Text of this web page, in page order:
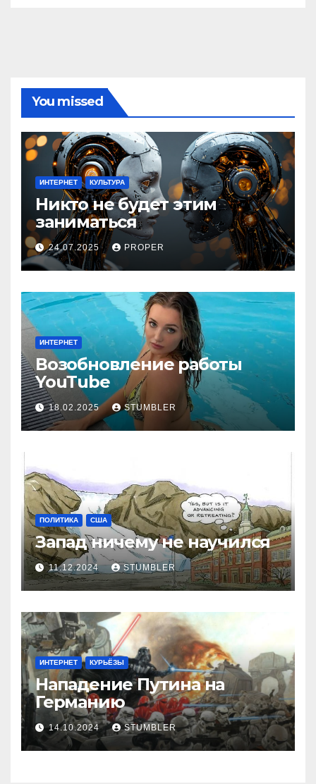
You missed
ИНТЕРНЕТ КУЛЬТУРА
Никто не будет этим
заниматься
24.07.2025 PROPER
ИНТЕРНЕТ
Возобновление работы
YouТube
18.02.2025 STUMBLER
ПОЛИТИКА США
Запад ничему не научился
11.12.2024 STUMBLER
ИНТЕРНЕТ КУРЬЁЗЫ
Нападение Путина на
Германию
14.10.2024 STUMBLER